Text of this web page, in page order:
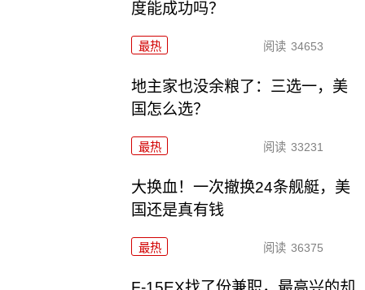
度能成功吗？
最热 阅读 34653
地主家也没余粮了：三选一，美
国怎么选？
最热 阅读 33231
大换血！一次撤换24条舰艇，美
国还是真有钱
最热 阅读 36375